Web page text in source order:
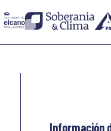
Información